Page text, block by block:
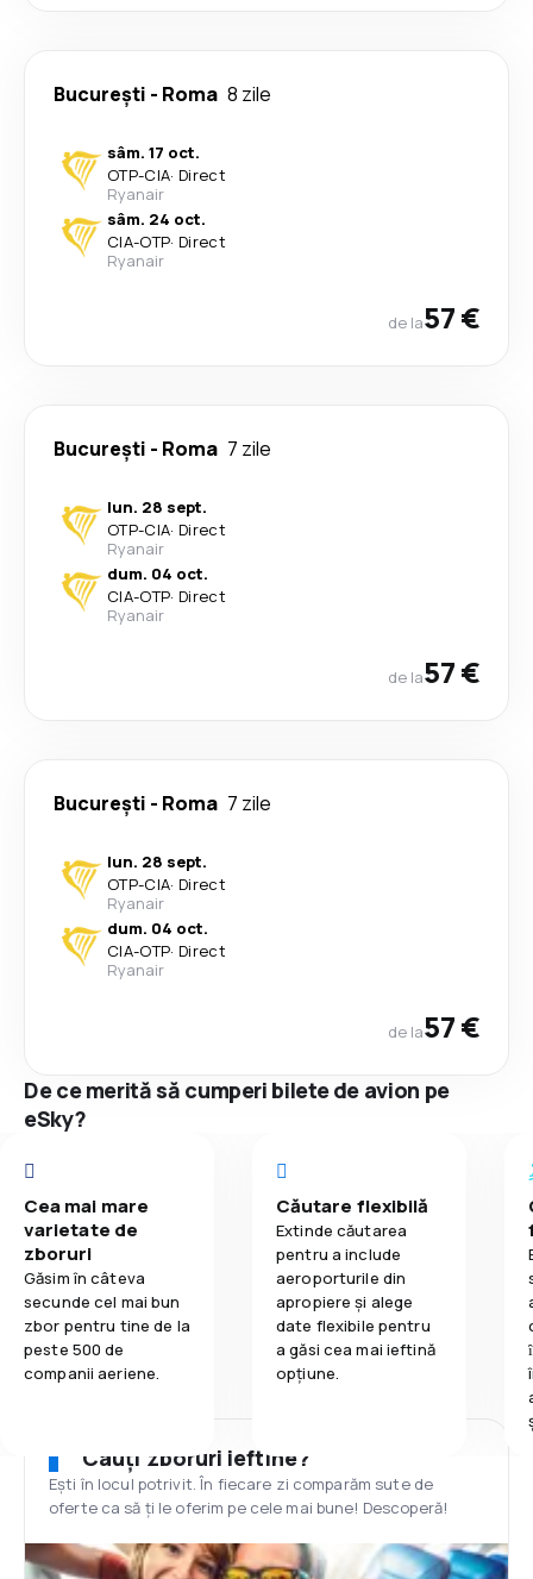
București - Roma 8 zile
sâm. 17 oct.
OTP-CIA· Direct
Ryanair
sâm. 24 oct.
CIA-OTP· Direct
Ryanair
de la57 €
București - Roma 7 zile
lun. 28 sept.
OTP-CIA· Direct
Ryanair
dum. 04 oct.
CIA-OTP· Direct
Ryanair
de la57 €
București - Roma 7 zile
lun. 28 sept.
OTP-CIA· Direct
Ryanair
dum. 04 oct.
CIA-OTP· Direct
Ryanair
de la57 €
De ce merită să cumperi bilete de avion pe
eSky?
Cea mai mare
varietate de
zboruri
Găsim în câteva
secunde cel mai bun
zbor pentru tine de la
peste 500 de
companii aeriene.
Căutare flexibilă
Extinde căutarea
pentru a include
aeroporturile din
apropiere și alege
date flexibile pentru
a găsi cea mai ieftină
opțiune.
Cauți zboruri ieftine?
Ești în locul potrivit. În fiecare zi comparăm sute de
oferte ca să ți le oferim pe cele mai bune! Descoperă!